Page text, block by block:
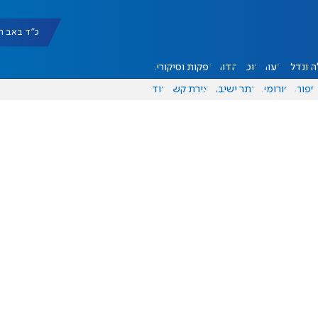
כ"ד באב תשפ"ו
ונדל"ן דעות אוכל יהדות הפקות וסיקורים
ספורט פורומים אתר ישיבה יצירת קשר עוד